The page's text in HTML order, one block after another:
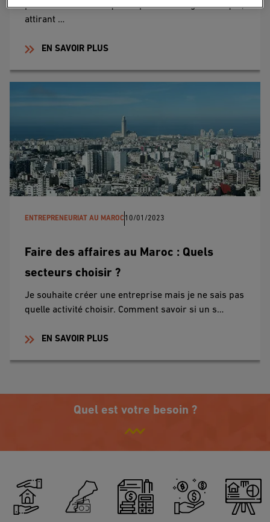
plateforme économique de premier rang en Afrique,
attirant …
EN SAVOIR PLUS
ENTREPRENEURIAT AU MAROC10/01/2023
Faire des affaires au Maroc : Quels
secteurs choisir ?
Je souhaite créer une entreprise mais je ne sais pas
quelle activité choisir. Comment savoir si un s…
EN SAVOIR PLUS
Quel est votre besoin ?
veux
conseil
mon
argent
au
transfère
mon
argent
J’investis
dans
mon
pays